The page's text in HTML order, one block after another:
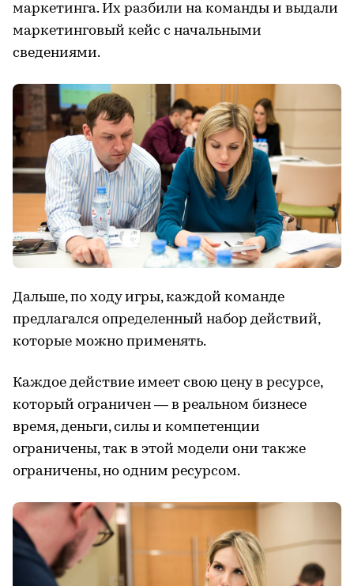
маркетинга. Их разбили на команды и выдали
маркетинговый кейс с начальными
сведениями.
Дальше, по ходу игры, каждой команде
предлагался определенный набор действий,
которые можно применять.
Каждое действие имеет свою цену в ресурсе,
который ограничен — в реальном бизнесе
время, деньги, силы и компетенции
ограничены, так в этой модели они также
ограничены, но одним ресурсом.